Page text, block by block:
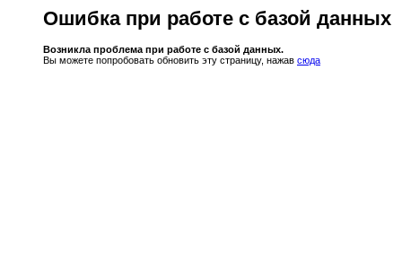
Ошибка при работе с базой данных
Возникла проблема при работе с базой данных.
Вы можете попробовать обновить эту страницу, нажав сюда